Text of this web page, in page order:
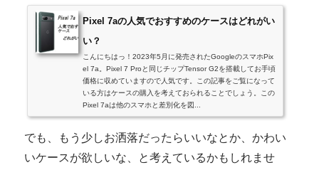
Pixel 7aの人気でおすすめのケースはどれがい
い？
こんにちはっ！2023年5月に発売されたGoogleのスマホPix
el 7a。Pixel 7 Proと同じチップTensor G2を搭載してお手頃
価格に収めていますので人気です。この記事をご覧になって
いる方はケースの購入を考えておられることでしょう。この
Pixel 7aは他のスマホと差別化を図...
でも、もう少しお洒落だったらいいなとか、かわい
いケースが欲しいな、と考えているかもしれませ